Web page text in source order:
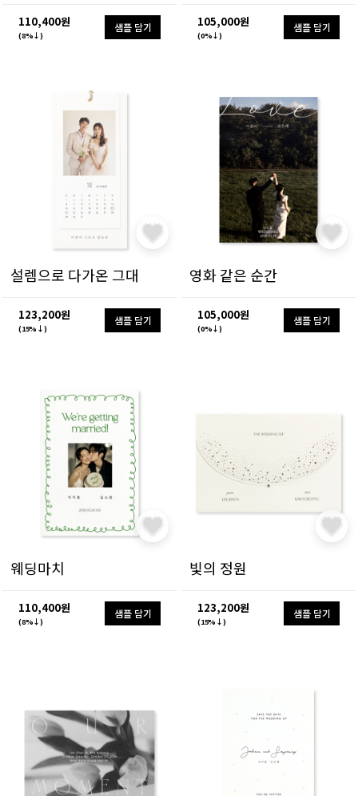
110,400원
(8%↓)
샘플 담기 105,000원
(0%↓)
샘플 담기
설렘으로 다가온 그대
123,200원
(15%↓)
샘플 담기
영화 같은 순간
105,000원
(0%↓)
샘플 담기
웨딩마치
110,400원
(8%↓)
샘플 담기
빛의 정원
123,200원
(15%↓)
샘플 담기